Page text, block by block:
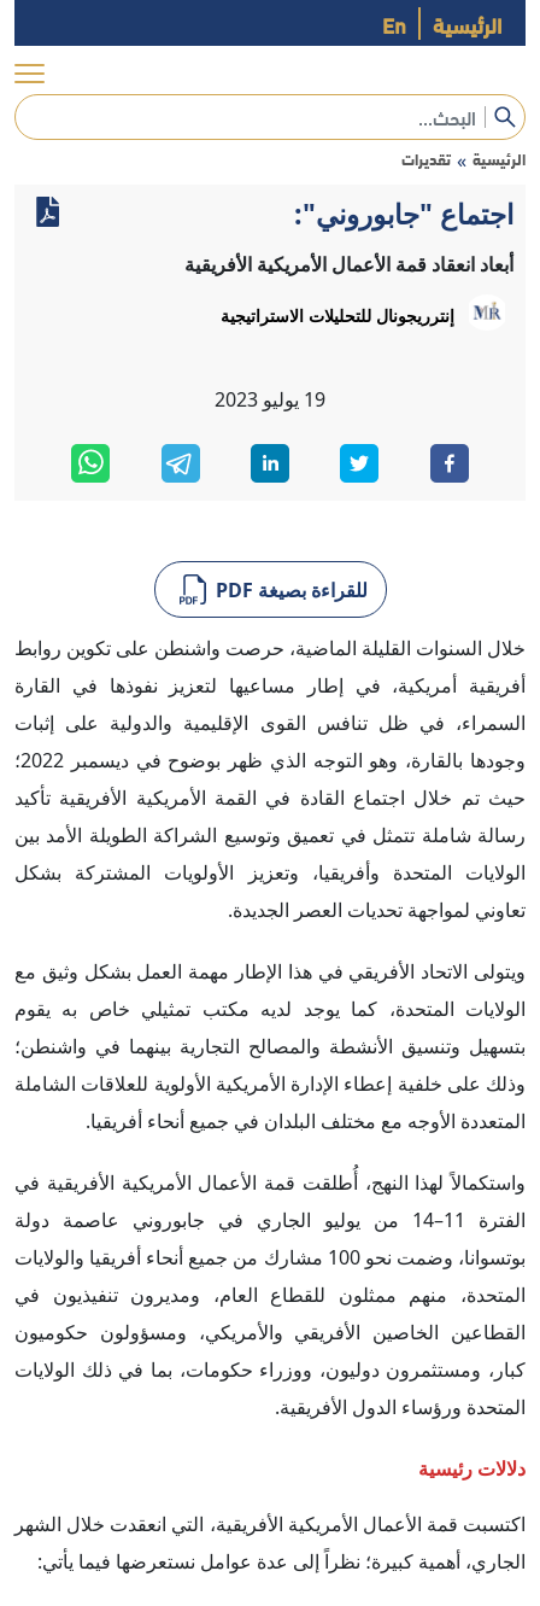
الرئيسية En
الرئيسية » تقديرات
اجتماع "جابوروني":
أبعاد انعقاد قمة الأعمال الأمريكية الأفريقية
إنترريجونال للتحليلات الاستراتيجية
19 يوليو 2023
للقراءة بصيغة PDF
خلال السنوات القليلة الماضية، حرصت واشنطن على تكوين روابط
أفريقية أمريكية، في إطار مساعيها لتعزيز نفوذها في القارة
السمراء، في ظل تنافس القوى الإقليمية والدولية على إثبات
وجودها بالقارة، وهو التوجه الذي ظهر بوضوح في ديسمبر 2022؛
حيث تم خلال اجتماع القادة في القمة الأمريكية الأفريقية تأكيد
رسالة شاملة تتمثل في تعميق وتوسيع الشراكة الطويلة الأمد بين
الولايات المتحدة وأفريقيا، وتعزيز الأولويات المشتركة بشكل
تعاوني لمواجهة تحديات العصر الجديدة.
ويتولى الاتحاد الأفريقي في هذا الإطار مهمة العمل بشكل وثيق مع
الولايات المتحدة، كما يوجد لديه مكتب تمثيلي خاص به يقوم
بتسهيل وتنسيق الأنشطة والمصالح التجارية بينهما في واشنطن؛
وذلك على خلفية إعطاء الإدارة الأمريكية الأولوية للعلاقات الشاملة
المتعددة الأوجه مع مختلف البلدان في جميع أنحاء أفريقيا.
واستكمالاً لهذا النهج، أُطلقت قمة الأعمال الأمريكية الأفريقية في
الفترة 11–14 من يوليو الجاري في جابوروني عاصمة دولة
بوتسوانا، وضمت نحو 100 مشارك من جميع أنحاء أفريقيا والولايات
المتحدة، منهم ممثلون للقطاع العام، ومديرون تنفيذيون في
القطاعين الخاصين الأفريقي والأمريكي، ومسؤولون حكوميون
كبار، ومستثمرون دوليون، ووزراء حكومات، بما في ذلك الولايات
المتحدة ورؤساء الدول الأفريقية.
دلالات رئيسية
اكتسبت قمة الأعمال الأمريكية الأفريقية، التي انعقدت خلال الشهر
الجاري، أهمية كبيرة؛ نظراً إلى عدة عوامل نستعرضها فيما يأتي: